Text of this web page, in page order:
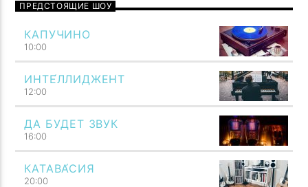
ПРЕДСТОЯЩИЕ ШОУ
КАПУЧИНО
10:00
ИНТЕ́ЛЛИДЖЕНТ
12:00
ДА БУДЕТ ЗВУК
16:00
КАТАВА́СИЯ
20:00